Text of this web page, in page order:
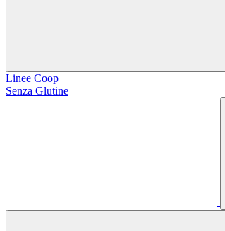
Linee Coop
Senza Glutine